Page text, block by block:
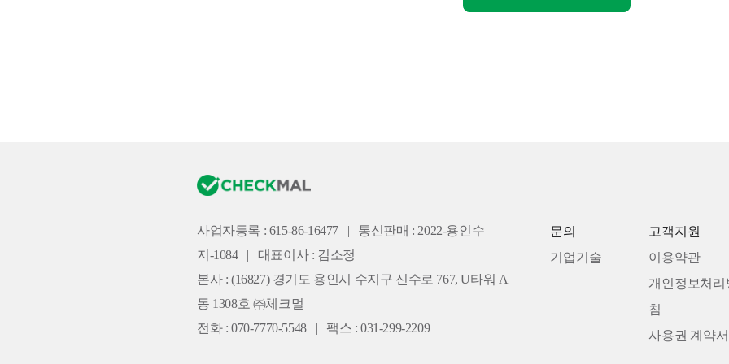
사업자등록 : 615-86-16477
통신판매 : 2022-용인수
지-1084
대표이사 : 김소정
본사 : (16827) 경기도 용인시 수지구 신수로 767, U타워 A
동 1308호 ㈜체크멀
전화 : 070-7770-5548
팩스 : 031-299-2209
문의
기업기술
고객지원
이용약관
개인정보처리
침
사용권 계약서